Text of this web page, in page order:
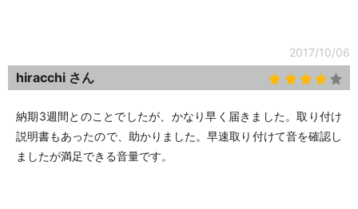
2017/10/06
hiracchi さん
納期3週間とのことでしたが、かなり早く届きました。取り付け
説明書もあったので、助かりました。早速取り付けて音を確認し
ましたが満足できる音量です。